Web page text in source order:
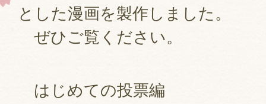
とした漫画を製作しました。
ぜひご覧ください。
はじめての投票編